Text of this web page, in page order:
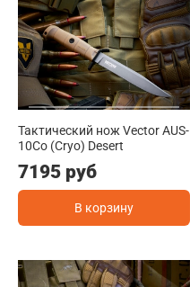
Тактический нож Vector AUS-
10Co (Cryo) Desert
7195 руб
В корзину